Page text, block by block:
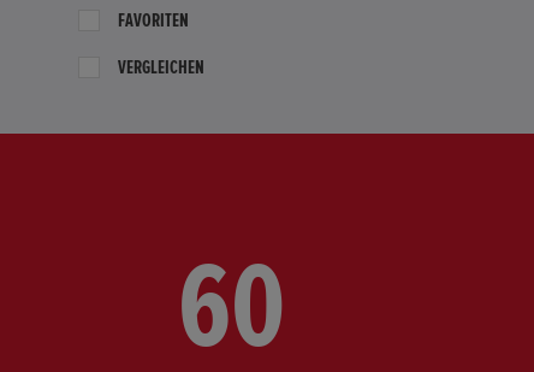
FAVORITEN
VERGLEICHEN
60